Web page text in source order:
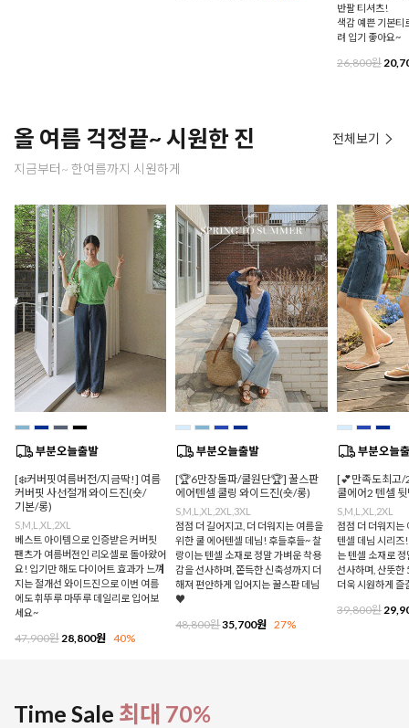
반팔 티셔츠!
색감 예쁜 기본티
려 입기 좋아요~
26,800원
올 여름 걱정끝~ 시원한 진
지금부터~ 한여름까지 시원하게
전체보기
[❄️커버핏여름버전/지금딱!] 여름
커버핏 사선절개 와이드진(숏/
기본/롱)
S,M,L,XL,2XL
베스트 아이템으로 인증받은 커버핏
팬츠가 여름버전인 리오셀로 돌아왔어
요! 입기만 해도 다이어트 효과가 느껴
지는 절개선 와이드진으로 이번 여름
에도 휘뚜루 마뚜루 데일리로 입어보
세요~
47,900원 28,800원 40%
[🏆6만장돌파/쿨원단🏆] 꿀스판
에어텐셀 쿨링 와이드진(숏/롱)
S,M,L,XL,2XL,3XL
점점 더 길어지고, 더 더워지는 여름을
위한 쿨 에어텐셀 데님! 후들후들~ 찰
랑이는 텐셀 소재로 정말 가벼운 착용
감을 선사하며, 쫀득한 신축성까지 더
해져 편안하게 입어지는 꿀스판 데님
♥
48,800원35,700원 27%
[💕만족도최고/
쿨에어2 텐셀
S,M,L,XL,2XL
점점 더 더워지는
텐셀 데님 시리즈
는 텐셀 소재로
선사하며, 산뜻한
더욱 시원하게
39,800원
Time Sale 최대 70%